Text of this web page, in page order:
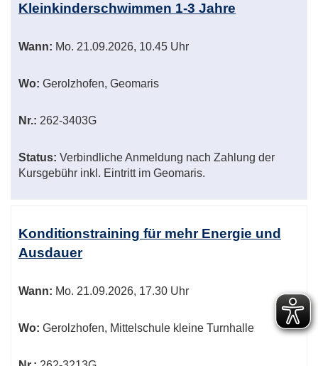
Kleinkinderschwimmen 1-3 Jahre
Wann: Mo. 21.09.2026, 10.45 Uhr
Wo: Gerolzhofen, Geomaris
Nr.: 262-3403G
Status: Verbindliche Anmeldung nach Zahlung der
Kursgebühr inkl. Eintritt im Geomaris.
Konditionstraining für mehr Energie und
Ausdauer
Wann: Mo. 21.09.2026, 17.30 Uhr
Wo: Gerolzhofen, Mittelschule kleine Turnhalle